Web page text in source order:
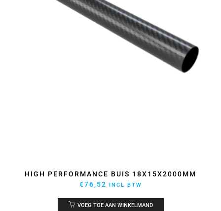
HIGH PERFORMANCE BUIS 18X15X2000MM
€76,52 INCL BTW
VOEG TOE AAN WINKELMAND